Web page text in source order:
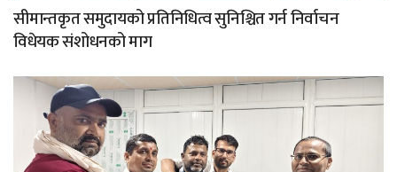
सीमान्तकृत समुदायको प्रतिनिधित्व सुनिश्चित गर्न निर्वाचन
विधेयक संशोधनको माग